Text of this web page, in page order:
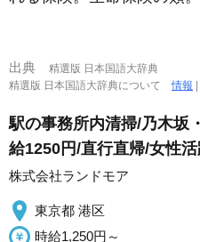
出典
精選版 日本国語大辞典
精選版 日本国語大辞典について情報 |
駅の事務所内清掃/乃木坂
給1250円/直行直帰/女性
株式会社ランドモア
東京都 港区
時給1,250円～